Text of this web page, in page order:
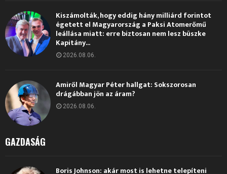
Kiszámolták, hogy eddig hány milliárd forintot
égetett el Magyarország a Paksi Atomerőmű
leállása miatt: erre biztosan nem lesz büszke
Kapitány...
2026.08.06.
Amiről Magyar Péter hallgat: Sokszorosan
drágábban jön az áram?
2026.08.06.
GAZDASÁG
Boris Johnson: akár most is lehetne telepíteni